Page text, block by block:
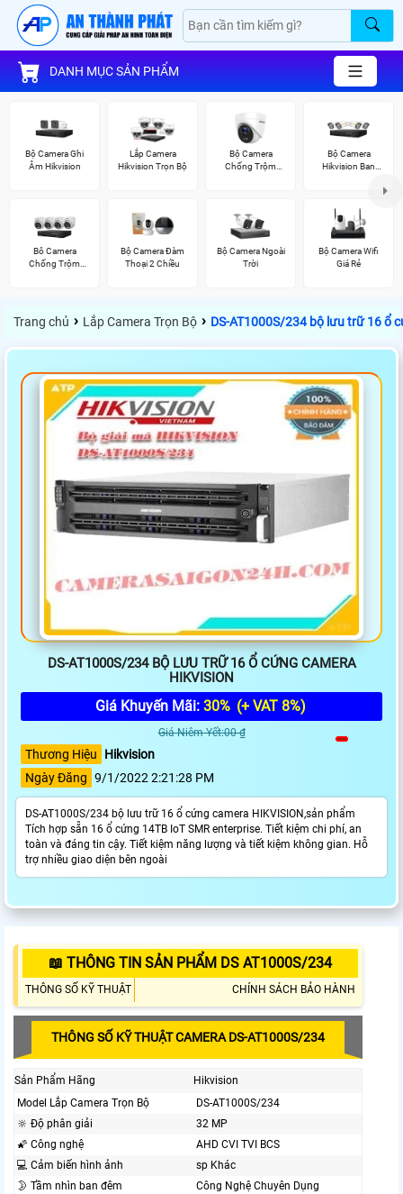
DANH MỤC SẢN PHẨM
Bộ Camera Ghi
Âm Hikvision
Lắp Camera
Hikvision Trọn Bộ
Bộ Camera
Chống Trộm
Bộ Camera
Hikvision Ban
Bô Camera
Chống Trộm
Bộ Camera Đàm
Thoại 2 Chiều
Bộ Camera Ngoài
Trời
Bộ Camera Wifi
Giá Rẻ
Trang chủ › Lắp Camera Trọn Bộ › DS-AT1000S/234 bộ lưu trữ 16 ổ
DS-AT1000S/234 BỘ LƯU TRỮ 16 Ổ CỨNG CAMERA
HIKVISION
Giá Khuyến Mãi: 30% (+ VAT 8%)
Giá Niêm Yết:00 ₫
Thương Hiệu
Hikvision
Ngày Đăng 9/1/2022 2:21:28 PM
DS-AT1000S/234 bộ lưu trữ 16 ổ cứng camera HIKVISION,sản phẩm
Tích hợp sẵn 16 ổ cứng 14TB IoT SMR enterprise. Tiết kiệm chi phí, an
toàn và đáng tin cậy. Tiết kiệm năng lượng và tiết kiệm không gian. Hỗ
trợ nhiều giao diện bên ngoài
📖 THÔNG TIN SẢN PHẨM DS AT1000S/234
THÔNG SỐ KỸ THUẬT CHÍNH SÁCH BẢO HÀNH
THÔNG SỐ KỸ THUẬT CAMERA DS-AT1000S/234
Sản Phẩm Hãng
Hikvision
Model Lắp Camera Trọn Bộ
DS-AT1000S/234
🔆 Độ phân giải
32 MP
🌠 Công nghệ
AHD CVI TVI BCS
💻 Cảm biến hình ảnh
sp Khác
🌛 Tầm nhìn ban đêm
Công Nghệ Chuyên Dụng